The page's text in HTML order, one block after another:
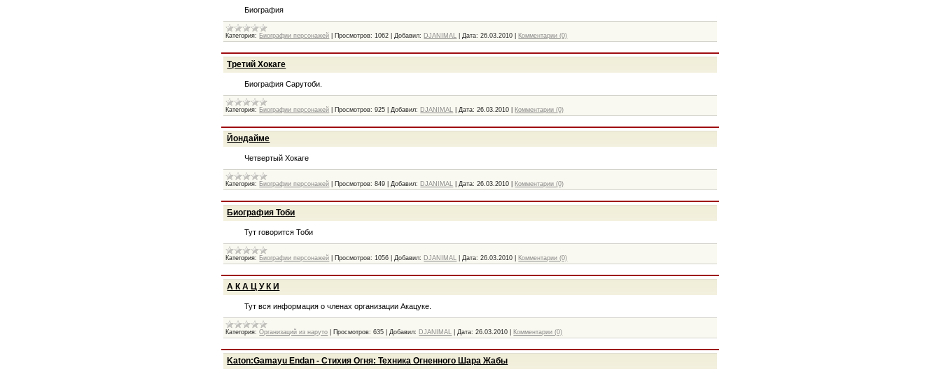
Биография
Категория: Биографии персонажей Просмотров: 1062 |Добавил: DJANIMAL |Дата: 26.03.2010 Комментарии (0)
Третий Хокаге
Биография Сарутоби.
Категория: Биографии персонажей Просмотров: 925 |Добавил: DJANIMAL |Дата: 26.03.2010 Комментарии (0)
Йондайме
Четвертый Хокаге
Категория: Биографии персонажей Просмотров: 849 |Добавил: DJANIMAL |Дата: 26.03.2010 Комментарии (0)
Биография Тоби
Тут говорится Тоби
Категория: Биографии персонажей Просмотров: 1056 |Добавил: DJANIMAL |Дата: 26.03.2010 Комментарии (0)
А К А Ц У К И
Тут вся информация о членах организации Акацуке.
Категория: Организаций из наруто Просмотров: 635 |Добавил: DJANIMAL |Дата: 26.03.2010 Комментарии (0)
Katon:Gamayu Endan - Стихия Огня: Техника Огненного Шара Жабы